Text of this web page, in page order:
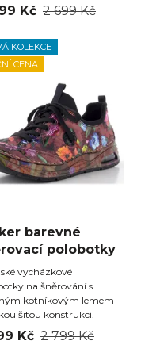
Kč 2 699 Kč
KOLEKCE
CENA
barevné
polobotky
vycházkové
na šněrování s
kotníkovým lemem
šitou konstrukcí.
Kč 2 799 Kč